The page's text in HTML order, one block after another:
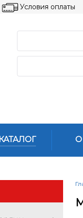
Условия оплаты
КАТАЛОГ О